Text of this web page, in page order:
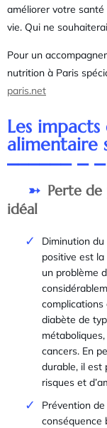
améliorer votre
vie. Qui ne
Pour un
nutrition à Paris
paris.net
Les
alimentaire
Perte
idéal
Diminution du
positive est la
un problème
complications
diabète de
cancers. En
durable, il est
risques et
Prévention
conséquence